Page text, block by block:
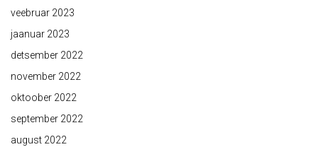
veebruar 2023
jaanuar 2023
detsember 2022
november 2022
oktoober 2022
september 2022
august 2022